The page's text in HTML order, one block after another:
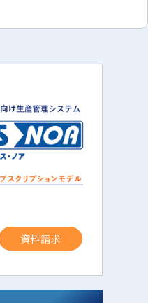
資料請求